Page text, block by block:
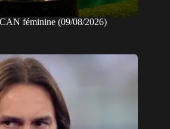
féminine (09/08/2026)